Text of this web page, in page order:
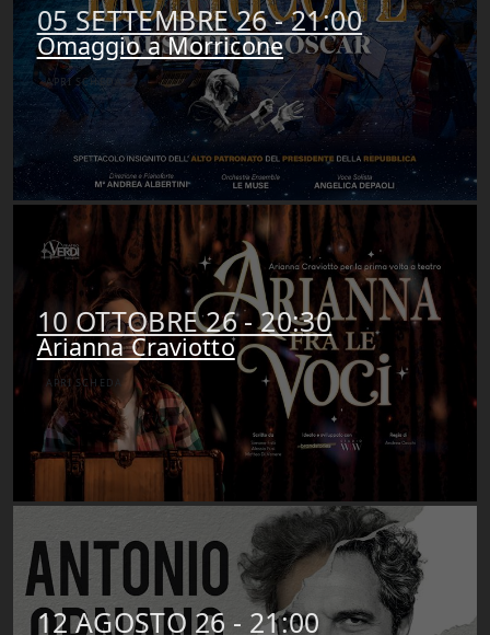
05 SETTEMBRE 26 - 21:00
Omaggio a Morricone
APRI SCHEDA
10 OTTOBRE 26 - 20:30
Arianna Craviotto
APRI SCHEDA
12 AGOSTO 26 - 21:00